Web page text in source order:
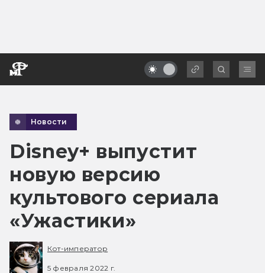
Новости
Disney+ выпустит
новую версию
культового сериала
«Ужастики»
Кот-император
5 февраля 2022 г.